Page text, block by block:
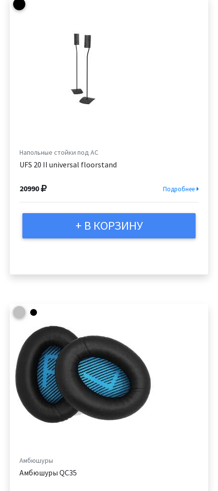
Напольные стойки под АС
UFS 20 II universal floorstand
20990 Подробнее
+ В КОРЗИНУ
Амбюшуры
Амбюшуры QC35